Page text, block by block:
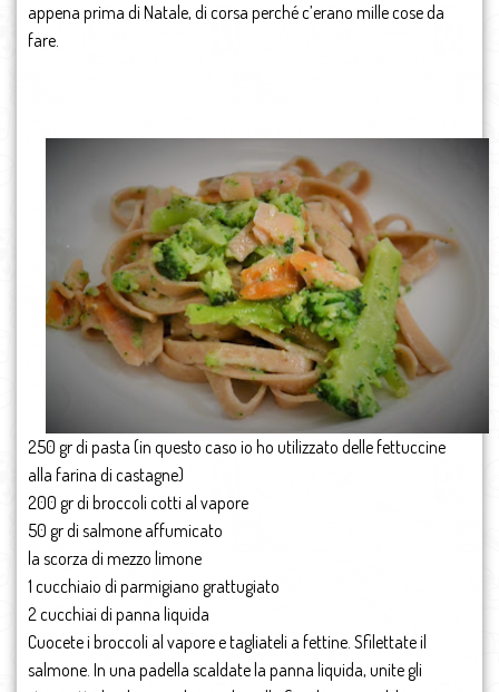
appena prima di Natale, di corsa perché c’erano mille cose da
fare.
250 gr di pasta (in questo caso io ho utilizzato delle fettuccine
alla farina di castagne)
200 gr di broccoli cotti al vapore
50 gr di salmone affumicato
la scorza di mezzo limone
1 cucchiaio di parmigiano grattugiato
2 cucchiai di panna liquida
Cuocete i broccoli al vapore e tagliateli a fettine. Sfilettate il
salmone. In una padella scaldate la panna liquida, unite gli